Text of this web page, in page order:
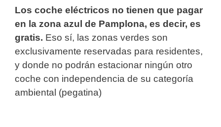
Los coche eléctricos no tienen que pagar
en la zona azul de Pamplona, es decir, es
gratis. Eso sí, las zonas verdes son
exclusivamente reservadas para residentes,
y donde no podrán estacionar ningún otro
coche con independencia de su categoría
ambiental (pegatina)